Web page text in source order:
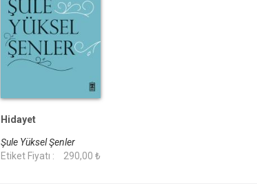
Hidayet
Şule Yüksel Şenler
Etiket Fiyatı :
290,00 ₺